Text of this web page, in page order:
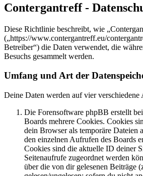
Contergantreff -
Diese Richtlinie beschreibt, wie
(„https://www.contergantreff.eu/
Betreiber“) die Daten verwendet, die
Besuchs gesammelt werden.
Umfang und Art der
Deine Daten werden auf vier verschiedene
Die Forensoftware phpBB erstellt
Boards mehrere Cookies. Cookies
dein Browser als temporäre Dateien
den einzelnen Aufrufen des Boards
Cookies sind die aktuelle ID deiner
Seitenaufrufe zugeordnet werden
über die von dir gelesenen Beiträge